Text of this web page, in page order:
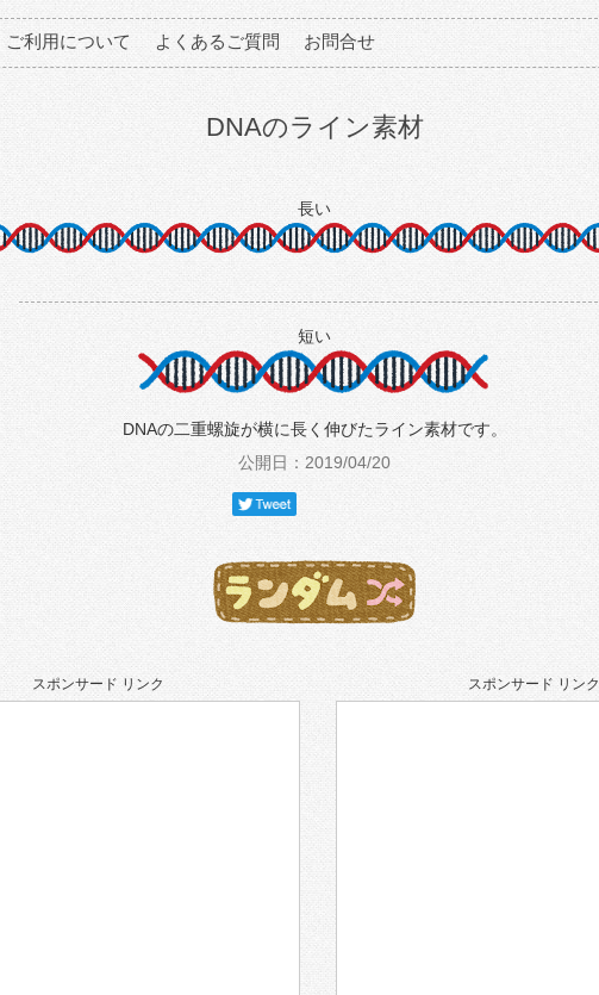
ご利用について よくあるご質問 お問合せ
DNAのライン素材
長い
短い
DNAの二重螺旋が横に長く伸びたライン素材です。
公開日：2019/04/20
スポンサード リンク スポンサード リンク